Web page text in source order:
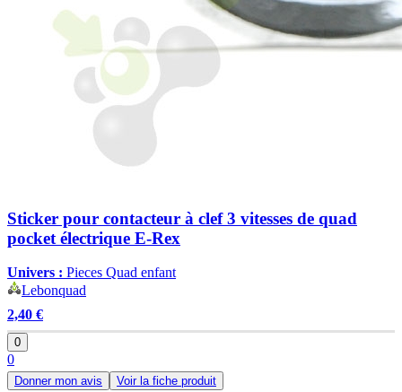
Sticker pour contacteur à clef 3 vitesses de quad
pocket électrique E-Rex
Univers : Pieces Quad enfant
Lebonquad
2,40 €
0
0
Donner mon avis Voir la fiche produit